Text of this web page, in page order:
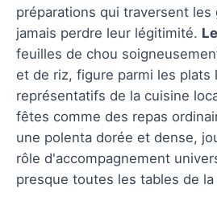
préparations qui traversent les
jamais perdre leur légitimité.
feuilles de chou
et de riz, figure parmi les plats
représentatifs de la cuisine
fêtes comme des repas
une polenta dorée et dense,
rôle d'accompagnement
presque toutes les tables de la